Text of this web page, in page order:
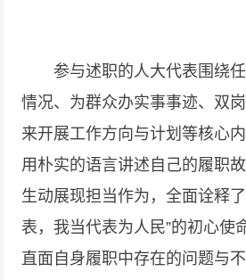
参与述职的人大代表围绕任
情况、为群众办实事事迹、双
来开展工作方向与计划等核心
用朴实的语言讲述自己的履职
生动展现担当作为，全面诠释
表，我当代表为人民”的初心使
直面自身履职中存在的问题与